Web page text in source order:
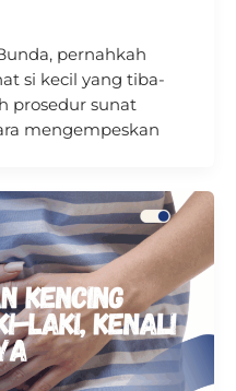
pernahkah
si kecil yang tiba-
prosedur sunat
mengempeskan